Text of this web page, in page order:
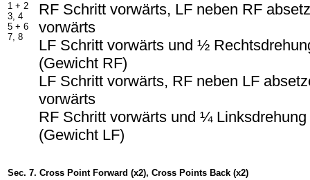
1 + 2
3, 4
5 + 6
7, 8
RF Schritt vorwärts, LF neben RF
vorwärts
LF Schritt vorwärts und ½
(Gewicht RF)
LF Schritt vorwärts, RF neben LF
vorwärts
RF Schritt vorwärts und ¼
(Gewicht LF)
Sec. 7. Cross Point Forward (x2), Cross Points Back (x2)